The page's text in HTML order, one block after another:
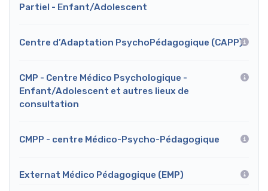
Partiel - Enfant/Adolescent
Centre d’Adaptation PsychoPédagogique (CAPP)
CMP - Centre Médico Psychologique -
Enfant/Adolescent et autres lieux de
consultation
CMPP - centre Médico-Psycho-Pédagogique
Externat Médico Pédagogique (EMP)